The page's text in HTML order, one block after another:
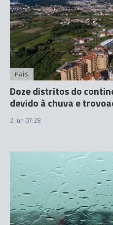
PAÍS
Doze distritos do
devido à chuva e
2 Jun 07:28